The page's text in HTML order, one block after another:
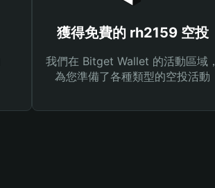
獲得免費的 rh2159 空投
我們在 Bitget Wallet 的活動區域，
為您準備了各種類型的空投活動